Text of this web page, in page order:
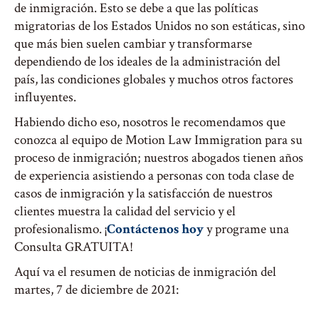
de inmigración. Esto se debe a que las políticas
migratorias de los Estados Unidos no son estáticas, sino
que más bien suelen cambiar y transformarse
dependiendo de los ideales de la administración del
país, las condiciones globales y muchos otros factores
influyentes.
Habiendo dicho eso, nosotros le recomendamos que
conozca al equipo de Motion Law Immigration para su
proceso de inmigración; nuestros abogados tienen años
de experiencia asistiendo a personas con toda clase de
casos de inmigración y la satisfacción de nuestros
clientes muestra la calidad del servicio y el
profesionalismo. ¡Contáctenos hoyy programe una
Consulta GRATUITA!
Aquí va el resumen de noticias de inmigración del
martes, 7 de diciembre de 2021: